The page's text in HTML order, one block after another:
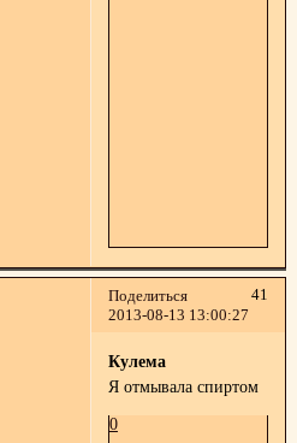
Поделиться
41
2013-08-13 13:00:27
Кулема
Я отмывала спиртом
0